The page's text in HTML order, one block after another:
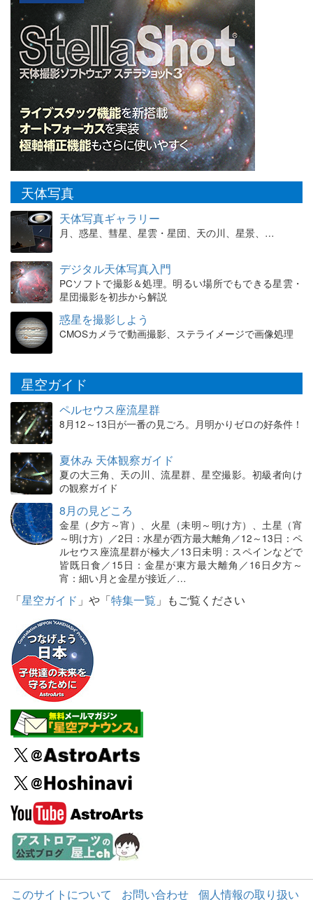
天体写真
天体写真ギャラリー
月、惑星、彗星、星雲・星団、天の川、星景、…
デジタル天体写真入門
PCソフトで撮影＆処理。明るい場所でもできる星雲・
星団撮影を初歩から解説
惑星を撮影しよう
CMOSカメラで動画撮影、ステライメージで画像処理
星空ガイド
ペルセウス座流星群
8月12～13日が一番の見ごろ。月明かりゼロの好条件！
夏休み 天体観察ガイド
夏の大三角、天の川、流星群、星空撮影。初級者向け
の観察ガイド
8月の見どころ
金星（夕方～宵）、火星（未明～明け方）、土星（宵
～明け方）／2日：水星が西方最大離角／12～13日：ペ
ルセウス座流星群が極大／13日未明：スペインなどで
皆既日食／15日：金星が東方最大離角／16日夕方～
宵：細い月と金星が接近／…
「星空ガイド 」や「特集一覧 」もご覧ください
このサイトについて お問い合わせ 個人情報の取り扱い